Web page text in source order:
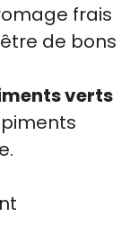
frais
de bons
verts